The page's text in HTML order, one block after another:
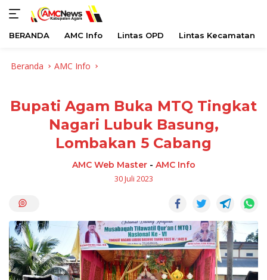
BERANDA AMC Info Lintas OPD Lintas Kecamatan
Beranda AMC Info
Bupati Agam Buka MTQ Tingkat
Nagari Lubuk Basung,
Lombakan 5 Cabang
AMC Web Master- AMC Info
30 Juli 2023